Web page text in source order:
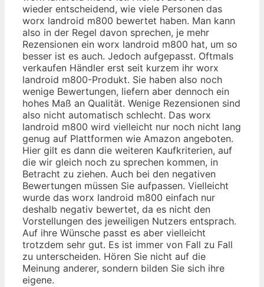
wieder entscheidend, wie viele Personen das
worx landroid m800 bewertet haben. Man kann
also in der Regel davon sprechen, je mehr
Rezensionen ein worx landroid m800 hat, um so
besser ist es auch. Jedoch aufgepasst. Oftmals
verkaufen Händler erst seit kurzem ihr worx
landroid m800-Produkt. Sie haben also noch
wenige Bewertungen, liefern aber dennoch ein
hohes Maß an Qualität. Wenige Rezensionen sind
also nicht automatisch schlecht. Das worx
landroid m800 wird vielleicht nur noch nicht lang
genug auf Plattformen wie Amazon angeboten.
Hier gilt es dann die weiteren Kaufkriterien, auf
die wir gleich noch zu sprechen kommen, in
Betracht zu ziehen. Auch bei den negativen
Bewertungen müssen Sie aufpassen. Vielleicht
wurde das worx landroid m800 einfach nur
deshalb negativ bewertet, da es nicht den
Vorstellungen des jeweiligen Nutzers entsprach.
Auf ihre Wünsche passt es aber vielleicht
trotzdem sehr gut. Es ist immer von Fall zu Fall
zu unterscheiden. Hören Sie nicht auf die
Meinung anderer, sondern bilden Sie sich ihre
eigene.